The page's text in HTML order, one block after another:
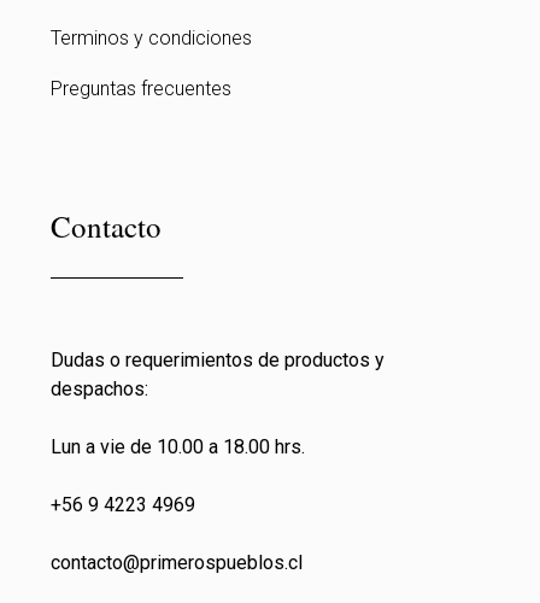
Terminos y condiciones
Preguntas frecuentes
Contacto
Dudas o requerimientos de productos y
despachos:
Lun a vie de 10.00 a 18.00 hrs.
+56 9 4223 4969
contacto@primerospueblos.cl